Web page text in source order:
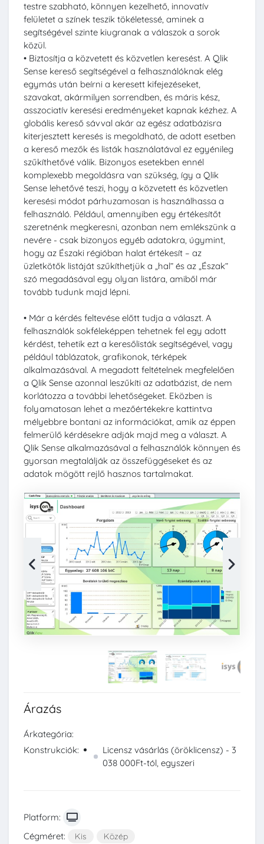
testre szabható, könnyen kezelhető, innovatív
felületet a színek teszik tökéletessé, aminek a
segítségével szinte kiugranak a válaszok a sorok
közül.
• Biztosítja a közvetett és közvetlen keresést. A Qlik
Sense kereső segítségével a felhasználóknak elég
egymás után beírni a keresett kifejezéseket,
szavakat, akármilyen sorrendben, és máris kész,
asszociatív keresési eredményeket kapnak kézhez. A
globális kereső sávval akár az egész adatbázisra
kiterjesztett keresés is megoldható, de adott esetben
a kereső mezők és listák használatával ez egyénileg
szűkíthetővé válik. Bizonyos esetekben ennél
komplexebb megoldásra van szükség, így a Qlik
Sense lehetővé teszi, hogy a közvetett és közvetlen
keresési módot párhuzamosan is használhassa a
felhasználó. Például, amennyiben egy értékesítőt
szeretnénk megkeresni, azonban nem emlékszünk a
nevére - csak bizonyos egyéb adatokra, úgymint,
hogy az Északi régióban halat értékesít – az
üzletkötők listáját szűkíthetjük a „hal” és az „Észak”
szó megadásával egy olyan listára, amiből már
tovább tudunk majd lépni.
• Már a kérdés feltevése előtt tudja a választ. A
felhasználók sokféleképpen tehetnek fel egy adott
kérdést, tehetik ezt a keresőlisták segítségével, vagy
például táblázatok, grafikonok, térképek
alkalmazásával. A megadott feltételnek megfelelően
a Qlik Sense azonnal leszűkíti az adatbázist, de nem
korlátozza a további lehetőségeket. Eközben is
folyamatosan lehet a mezőértékekre kattintva
mélyebbre bontani az információkat, amik az éppen
felmerülő kérdésekre adják majd meg a választ. A
Qlik Sense alkalmazásával a felhasználók könnyen és
gyorsan megtalálják az összefüggéseket és az
adatok mögött rejlő hasznos tartalmakat.
Árazás
Árkategória:
Konstrukciók:
Licensz vásárlás (öröklicensz) - 3
038 000Ft-tól, egyszeri
Platform:
Cégméret:
Kis Közép